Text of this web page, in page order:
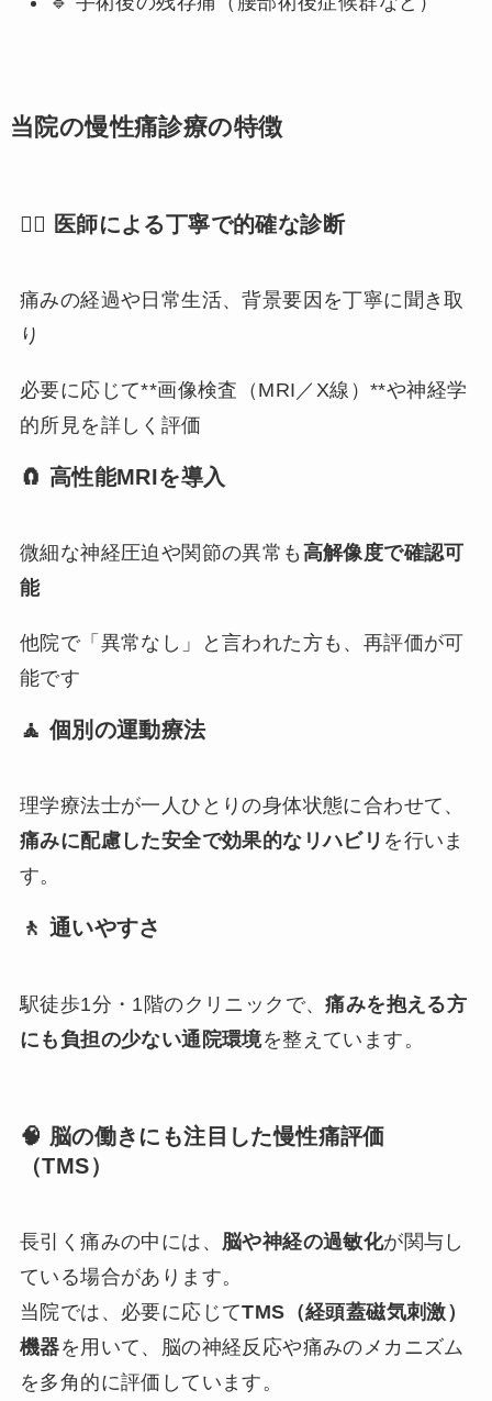
当院の慢性痛診療の特徴
🧑‍⚕️ 医師による丁寧で的確な診断
痛みの経過や日常生活、背景要因を丁寧に聞き取
り
必要に応じて**画像検査（MRI／X線）**や神経学
的所見を詳しく評価
🧲 高性能MRIを導入
微細な神経圧迫や関節の異常も 高解像度で確認可
能
他院で「異常なし」と言われた方も、再評価が可
能です
🧘 個別の運動療法
理学療法士が一人ひとりの身体状態に合わせて、
痛みに配慮した安全で効果的なリハビリ を行いま
す。
🚶 通いやすさ
駅徒歩1分・1階のクリニックで、痛みを抱える方
にも負担の少ない通院環境を整えています。
🧠 脳の働きにも注目した慢性痛評価
（TMS）
長引く痛みの中には、 脳や神経の過敏化が関与し
ている場合があります。
当院では、必要に応じてTMS（経頭蓋磁気刺激）
機器を用いて、脳の神経反応や痛みのメカニズム
を多角的に評価しています。